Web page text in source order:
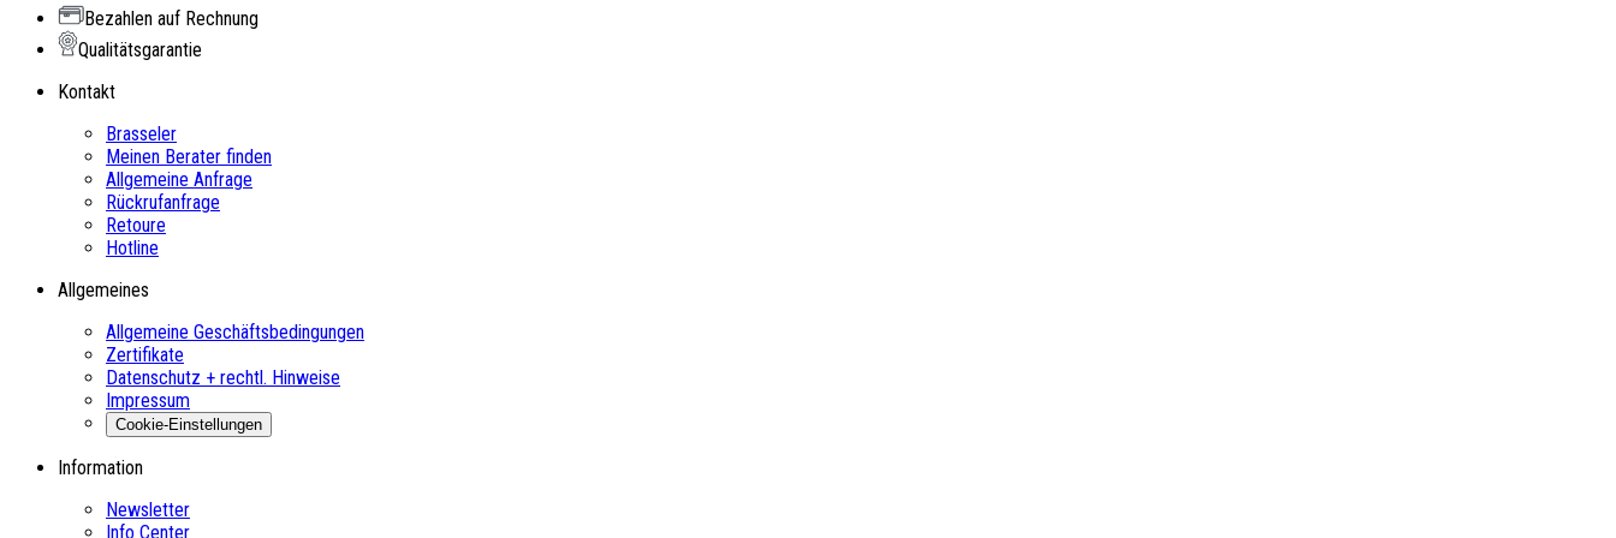
Bezahlen auf Rechnung
Qualitätsgarantie
Kontakt
Brasseler
Meinen Berater finden
Allgemeine Anfrage
Rückrufanfrage
Retoure
Hotline
Allgemeines
Allgemeine Geschäftsbedingungen
Zertifikate
Datenschutz + rechtl. Hinweise
Impressum
Cookie-Einstellungen
Information
Newsletter
Info Center